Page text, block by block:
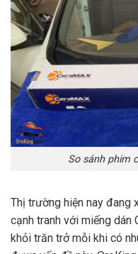
So sánh phim
Thị trường hiện nay đang
cạnh tranh với miếng dán
khỏi trăn trở mỗi khi có